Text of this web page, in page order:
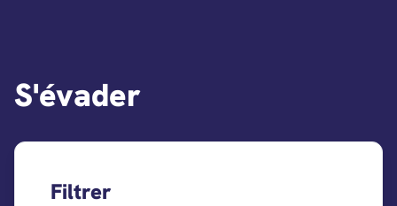
S'évader
Filtrer